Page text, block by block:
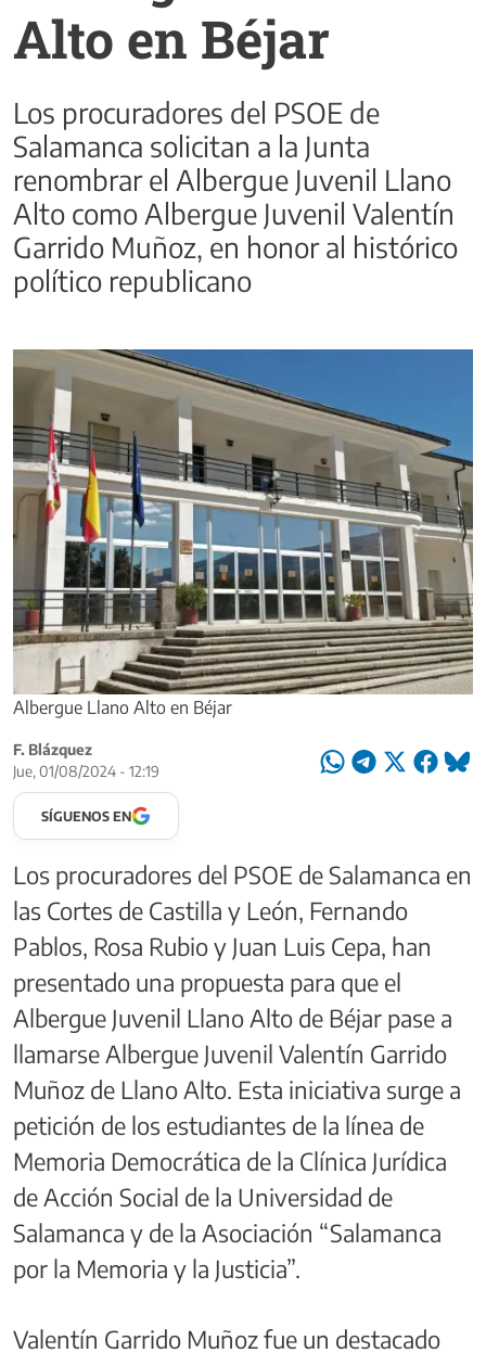
Alto en Béjar
Los procuradores del PSOE de
Salamanca solicitan a la Junta
renombrar el Albergue Juvenil Llano
Alto como Albergue Juvenil Valentín
Garrido Muñoz, en honor al histórico
político republicano
Albergue Llano Alto en Béjar
F. Blázquez
Jue, 01/08/2024 - 12:19
SÍGUENOS EN
Los procuradores del PSOE de Salamanca en
las Cortes de Castilla y León, Fernando
Pablos, Rosa Rubio y Juan Luis Cepa, han
presentado una propuesta para que el
Albergue Juvenil Llano Alto de Béjar pase a
llamarse Albergue Juvenil Valentín Garrido
Muñoz de Llano Alto. Esta iniciativa surge a
petición de los estudiantes de la línea de
Memoria Democrática de la Clínica Jurídica
de Acción Social de la Universidad de
Salamanca y de la Asociación “Salamanca
por la Memoria y la Justicia”.
Valentín Garrido Muñoz fue un destacado